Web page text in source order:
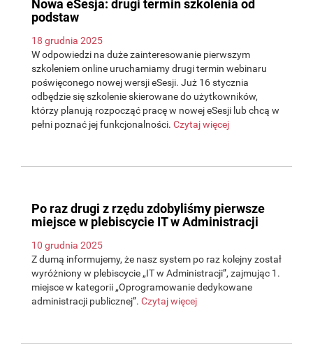
Nowa eSesja: drugi termin szkolenia od
podstaw
18 grudnia 2025
W odpowiedzi na duże zainteresowanie pierwszym
szkoleniem online uruchamiamy drugi termin webinaru
poświęconego nowej wersji eSesji. Już 16 stycznia
odbędzie się szkolenie skierowane do użytkowników,
którzy planują rozpocząć pracę w nowej eSesji lub chcą w
pełni poznać jej funkcjonalności. Czytaj więcej
Po raz drugi z rzędu zdobyliśmy pierwsze
miejsce w plebiscycie IT w Administracji
10 grudnia 2025
Z dumą informujemy, że nasz system po raz kolejny został
wyróżniony w plebiscycie „IT w Administracji”, zajmując 1.
miejsce w kategorii „Oprogramowanie dedykowane
administracji publicznej”. Czytaj więcej